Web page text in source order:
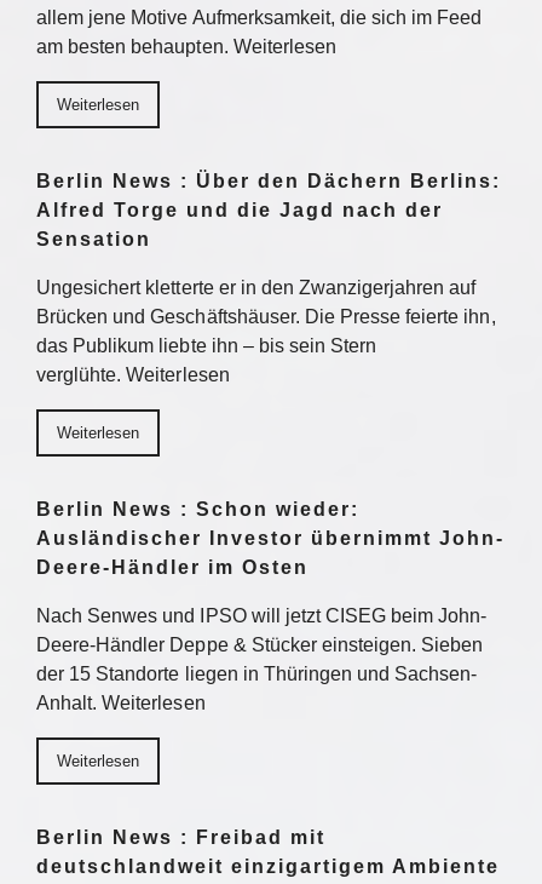
allem jene Motive Aufmerksamkeit, die sich im Feed
am besten behaupten. Weiterlesen
Weiterlesen
Berlin News : Über den Dächern Berlins:
Alfred Torge und die Jagd nach der
Sensation
Ungesichert kletterte er in den Zwanzigerjahren auf
Brücken und Geschäftshäuser. Die Presse feierte ihn,
das Publikum liebte ihn – bis sein Stern
verglühte. Weiterlesen
Weiterlesen
Berlin News : Schon wieder:
Ausländischer Investor übernimmt John-
Deere-Händler im Osten
Nach Senwes und IPSO will jetzt CISEG beim John-
Deere-Händler Deppe & Stücker einsteigen. Sieben
der 15 Standorte liegen in Thüringen und Sachsen-
Anhalt. Weiterlesen
Weiterlesen
Berlin News : Freibad mit
deutschlandweit einzigartigem Ambiente